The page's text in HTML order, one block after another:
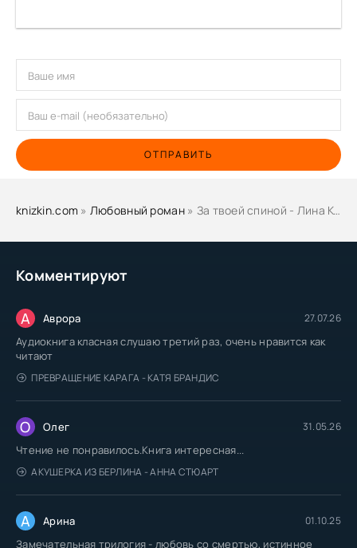
Комментируют
А Аврора 27.07.26
Аудиокнига класная слушаю третий раз, очень нравится как
читают
ПРЕВРАЩЕНИЕ КАРАГА - КАТЯ БРАНДИС
О Олег 31.05.26
Чтение не понравилось.Книга интересная...
АКУШЕРКА ИЗ БЕРЛИНА - АННА СТЮАРТ
А Арина 01.10.25
Замечательная трилогия - любовь со смертью, истинное
ОТПРАВИТЬ
knizkin.com » Любовный роман» За твоей спиной - Лина Коваль